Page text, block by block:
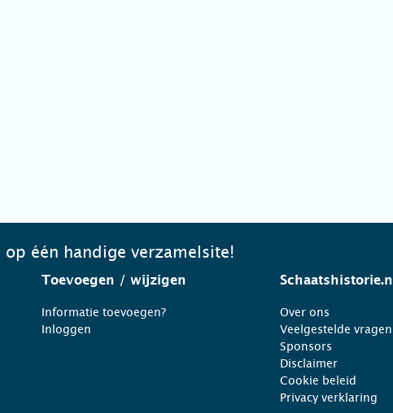
één handige verzamelsite!
Toevoegen / wijzigen
Informatie toevoegen?
Inloggen
Schaatshistorie.nl
Over ons
Veelgestelde vragen
Sponsors
Disclaimer
Cookie beleid
Privacy verklaring